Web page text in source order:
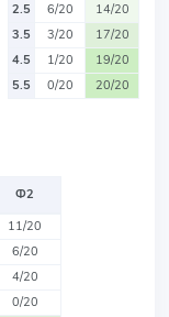
2.5
6/20
14/20
3.5
3/20
17/20
4.5
1/20
19/20
5.5
0/20 20/20
Ф2
11/20
6/20
4/20
0/20